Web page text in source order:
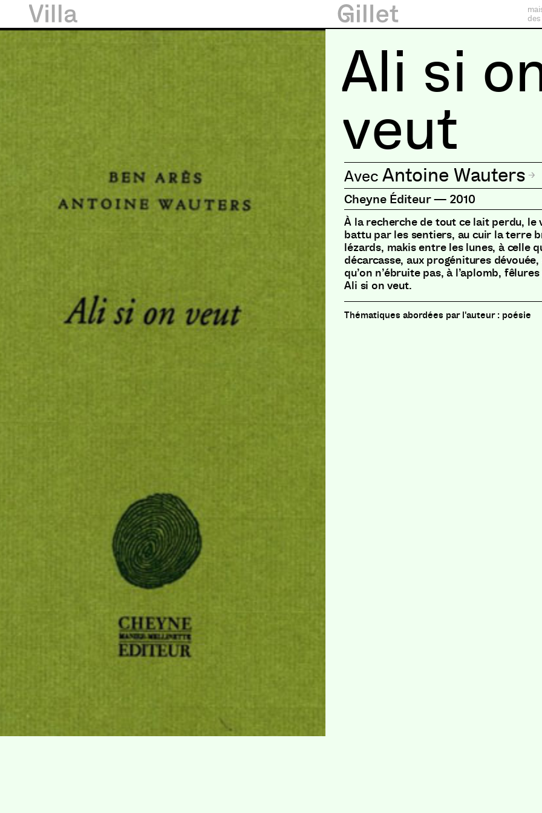
Ali si
veut
Antoine Wauters
Cheyne Éditeur— 2010
À la recherche de tout ce lait perdu, le
battu par les sentiers, au cuir la terre
lézards, makis entre les lunes, à celle
décarcasse, aux progénitures
qu’on n’ébruite pas, à l’aplomb,
Ali si on veut.
poésie